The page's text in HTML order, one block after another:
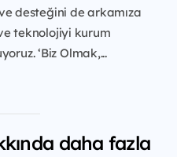
desteğini de arkamıza
teknolojiyi kurum
‘Biz Olmak,...
daha fazla